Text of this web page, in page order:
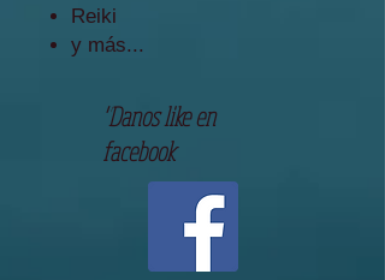
Reiki
y más...
"Danos like en
facebook